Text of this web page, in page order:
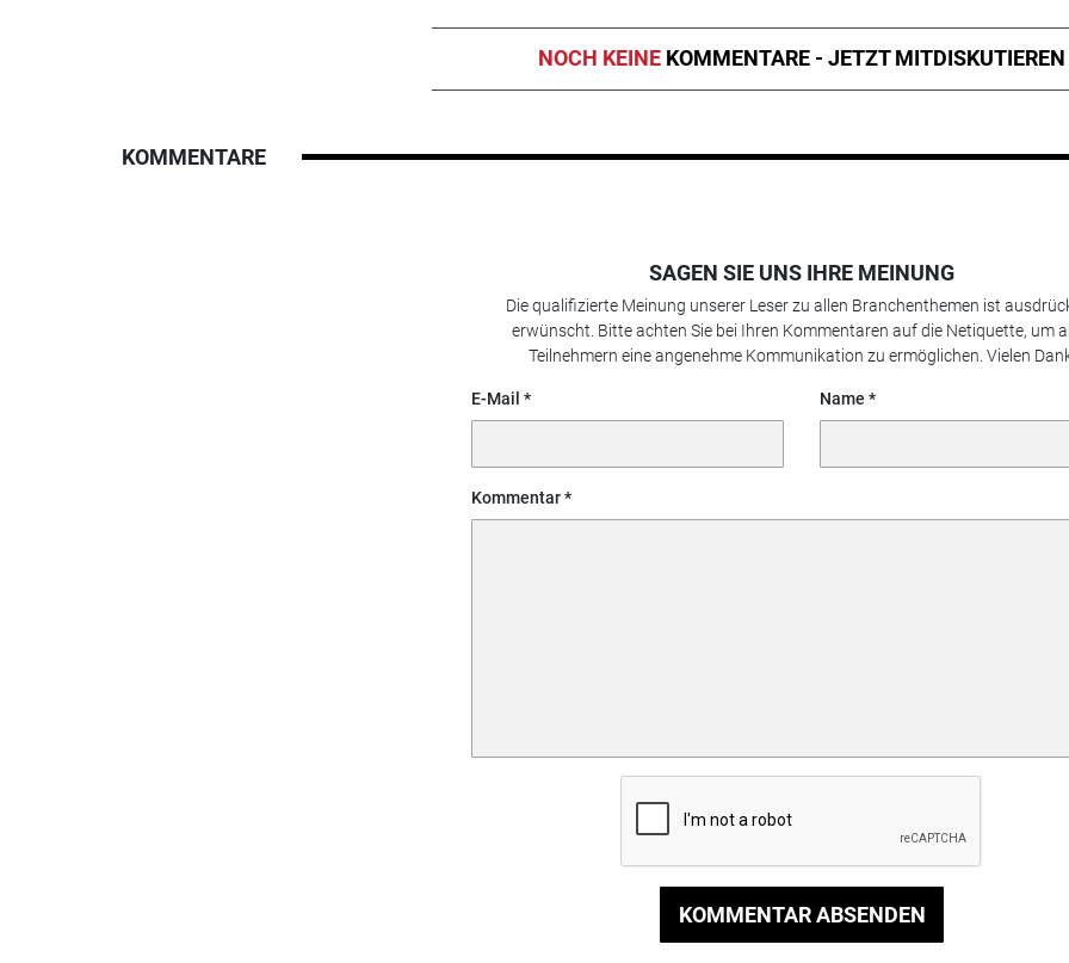
NOCH KEINE KOMMENTARE - JETZT MITDISKUTIEREN
KOMMENTARE
SAGEN SIE UNS IHRE MEINUNG
Die qualifizierte Meinung unserer Leser zu allen Branchenthemen ist
erwünscht. Bitte achten Sie bei Ihren Kommentaren auf die Netiquette, um
Teilnehmern eine angenehme Kommunikation zu ermöglichen. Vielen
E-Mail Name
Kommentar
KOMMENTAR ABSENDEN